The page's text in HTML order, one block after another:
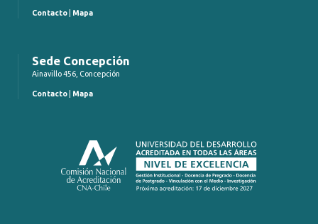
Contacto Mapa
Sede Concepción
Ainavillo 456, Concepción
Contacto Mapa